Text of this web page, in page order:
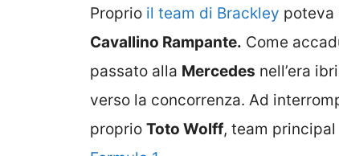
Proprio il team di Brackley poteva
Cavallino Rampante. Come
passato alla Mercedes nell’era
verso la concorrenza. Ad
proprio Toto Wolff, team principal